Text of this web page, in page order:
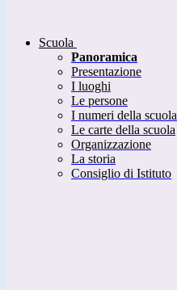
Scuola
Panoramica
Presentazione
I luoghi
Le persone
I numeri della scuola
Le carte della scuola
Organizzazione
La storia
Consiglio di Istituto